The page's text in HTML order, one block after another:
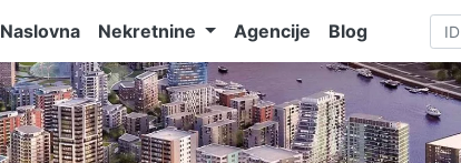
Naslovna Nekretnine Agencije Blog